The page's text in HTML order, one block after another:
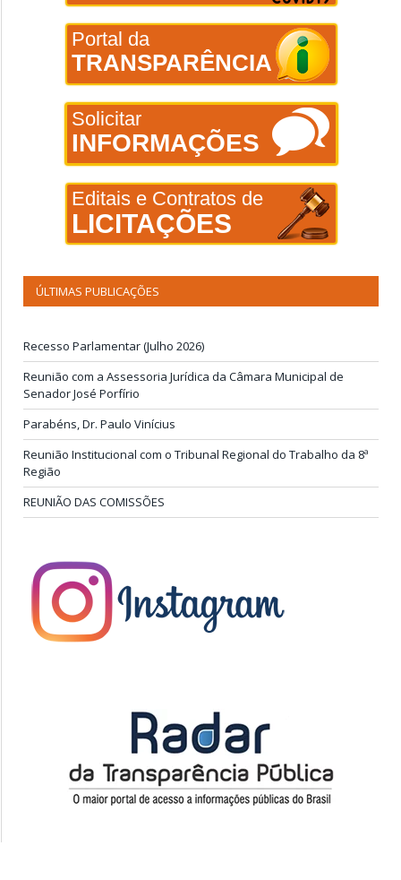
Portal da
TRANSPARÊNCIA
Solicitar
INFORMAÇÕES
Editais e Contratos de
LICITAÇÕES
ÚLTIMAS PUBLICAÇÕES
Recesso Parlamentar (Julho 2026)
Reunião com a Assessoria Jurídica da Câmara Municipal de
Senador José Porfírio
Parabéns, Dr. Paulo Vinícius
Reunião Institucional com o Tribunal Regional do Trabalho da 8ª
Região
REUNIÃO DAS COMISSÕES